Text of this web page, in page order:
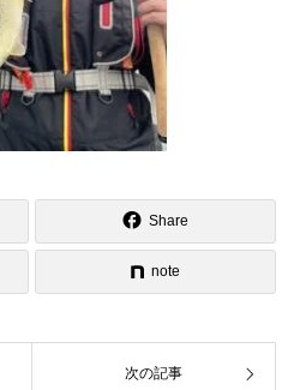
Share
note
次の記事